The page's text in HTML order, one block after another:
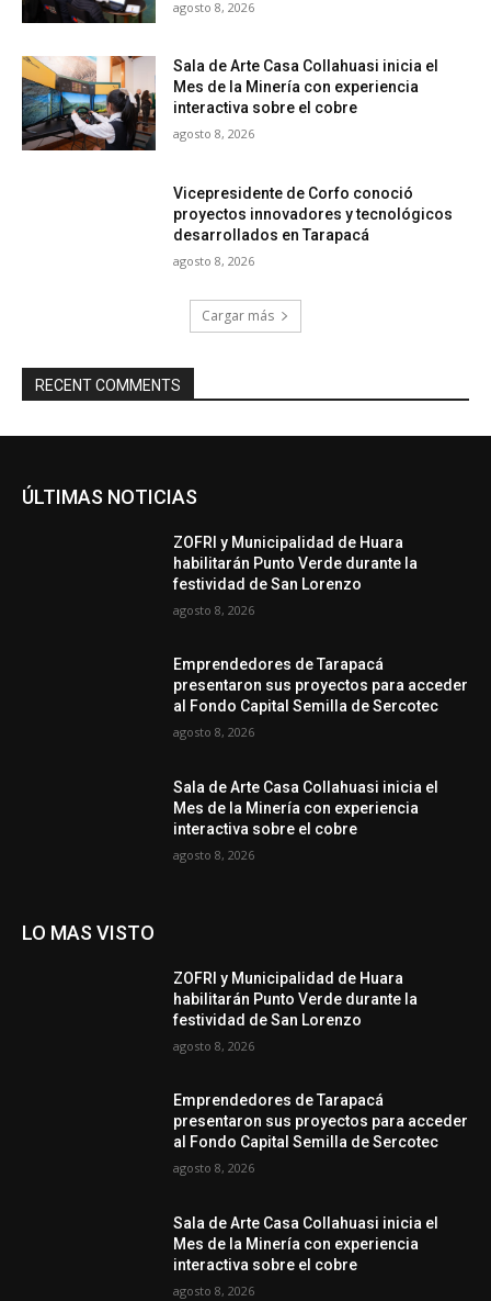
agosto 8, 2026
Sala de Arte Casa Collahuasi inicia el
Mes de la Minería con experiencia
interactiva sobre el cobre
agosto 8, 2026
Vicepresidente de Corfo conoció
proyectos innovadores y tecnológicos
desarrollados en Tarapacá
agosto 8, 2026
Cargar más
RECENT COMMENTS
ÚLTIMAS NOTICIAS
ZOFRI y Municipalidad de Huara
habilitarán Punto Verde durante la
festividad de San Lorenzo
agosto 8, 2026
Emprendedores de Tarapacá
presentaron sus proyectos para acceder
al Fondo Capital Semilla de Sercotec
agosto 8, 2026
Sala de Arte Casa Collahuasi inicia el
Mes de la Minería con experiencia
interactiva sobre el cobre
agosto 8, 2026
LO MAS VISTO
ZOFRI y Municipalidad de Huara
habilitarán Punto Verde durante la
festividad de San Lorenzo
agosto 8, 2026
Emprendedores de Tarapacá
presentaron sus proyectos para acceder
al Fondo Capital Semilla de Sercotec
agosto 8, 2026
Sala de Arte Casa Collahuasi inicia el
Mes de la Minería con experiencia
interactiva sobre el cobre
agosto 8, 2026